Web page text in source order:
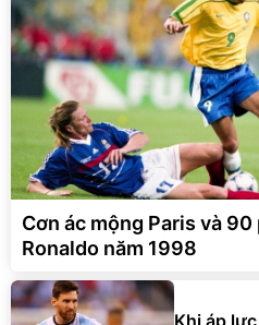
Cơn ác mộng Paris và
Ronaldo năm 1998
Khi áp